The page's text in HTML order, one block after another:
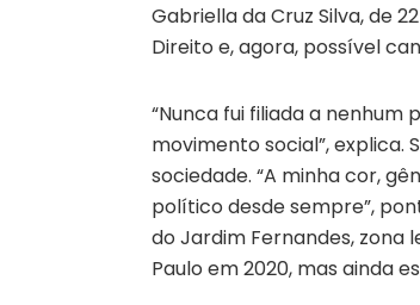
Gabriella da Cruz Silva, de
Direito e, agora, possível
“Nunca fui filiada a
movimento social”,
sociedade. “A minha cor,
político desde sempre”,
do Jardim Fernandes, zona
Paulo em 2020, mas ainda